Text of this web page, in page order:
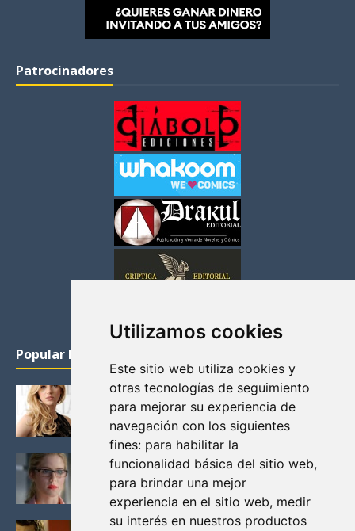
Utilizamos cookies
Este sitio web utiliza cookies y
otras tecnologías de seguimiento
para mejorar su experiencia de
navegación con los siguientes
fines: para habilitar la
funcionalidad básica del sitio web,
para brindar una mejor
experiencia en el sitio web, medir
su interés en nuestros productos
Patrocinadores
Popular Posts
KATHERYN WINNICK: LA ACTRIZ MAS GUAPA DE
VIKINGOS
Junio 14, 2013
FELICITY (EMILY BETT RICKARDS), LAS FOTOS
MAS BONITAS DE LA ALIADA DE ARROW
Noviembre 30, 2013
BLACK MIRROR: TODA TU HISTORIA. EPISODIO 3.